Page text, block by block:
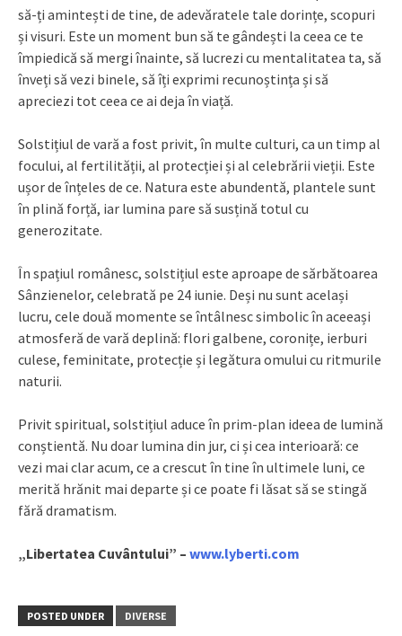
să-ți amintești de tine, de adevăratele tale dorințe, scopuri
și visuri. Este un moment bun să te gândești la ceea ce te
împiedică să mergi înainte, să lucrezi cu mentalitatea ta, să
înveți să vezi binele, să îți exprimi recunoștința și să
apreciezi tot ceea ce ai deja în viață.
Solstițiul de vară a fost privit, în multe culturi, ca un timp al
focului, al fertilității, al protecției și al celebrării vieții. Este
ușor de înțeles de ce. Natura este abundentă, plantele sunt
în plină forță, iar lumina pare să susțină totul cu
generozitate.
În spațiul românesc, solstițiul este aproape de sărbătoarea
Sânzienelor, celebrată pe 24 iunie. Deși nu sunt același
lucru, cele două momente se întâlnesc simbolic în aceeași
atmosferă de vară deplină: flori galbene, coronițe, ierburi
culese, feminitate, protecție și legătura omului cu ritmurile
naturii.
Privit spiritual, solstițiul aduce în prim-plan ideea de lumină
conștientă. Nu doar lumina din jur, ci și cea interioară: ce
vezi mai clar acum, ce a crescut în tine în ultimele luni, ce
merită hrănit mai departe și ce poate fi lăsat să se stingă
fără dramatism.
„Libertatea Cuvântului” – www.lyberti.com
POSTED UNDER DIVERSE